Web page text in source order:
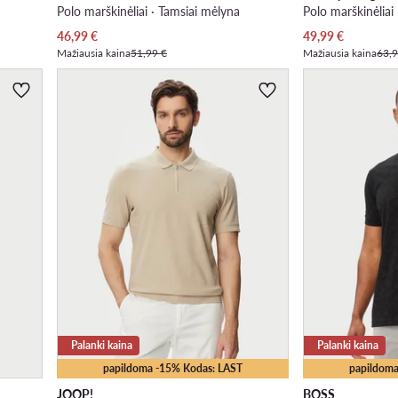
Polo marškinėliai · Tamsiai mėlyna
Dabartinė kaina
46,99€
Mažiausia kaina51,99 €
Polo marškinėliai
Dabartinė kaina
49,99€
Mažiausia kaina
papildoma -15% Kodas: LAST
Palanki kaina
JOOP!
Palanki kaina
BOSS